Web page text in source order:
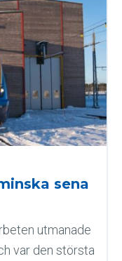
sena
utmanade
var den största